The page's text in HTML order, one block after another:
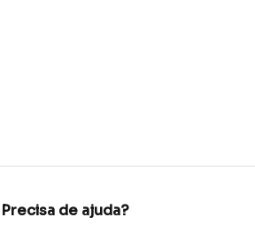
Precisa de ajuda?